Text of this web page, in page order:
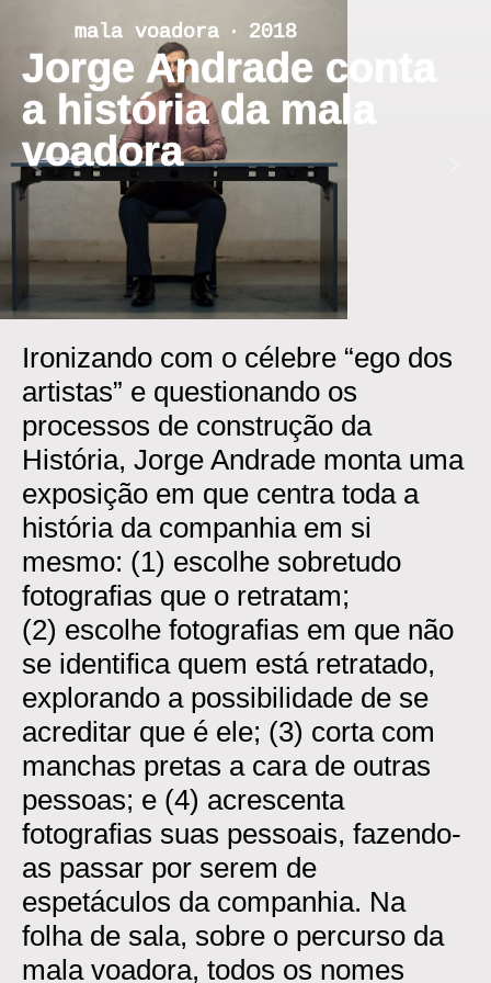
content
<
mala voadora ‧ 2018
Jorge Andrade conta
a história da mala
voadora
Ironizando com o célebre “ego dos
artistas” e questionando os
processos de construção da
História, Jorge Andrade monta uma
exposição em que centra toda a
história da companhia em si
mesmo: (1) escolhe sobretudo
fotografias que o retratam;
(2) escolhe fotografias em que não
se identifica quem está retratado,
explorando a possibilidade de se
acreditar que é ele; (3) corta com
manchas pretas a cara de outras
pessoas; e (4) acrescenta
fotografias suas pessoais, fazendo-
as passar por serem de
espetáculos da companhia. Na
folha de sala, sobre o percurso da
mala voadora, todos os nomes